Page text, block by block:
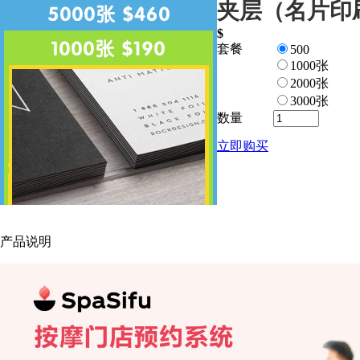
夹层（名片印
$
套餐
500
1000张
2000张
3000张
数量
立即购买
产品说明